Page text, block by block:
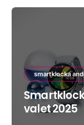
smartklocka
valet 2025